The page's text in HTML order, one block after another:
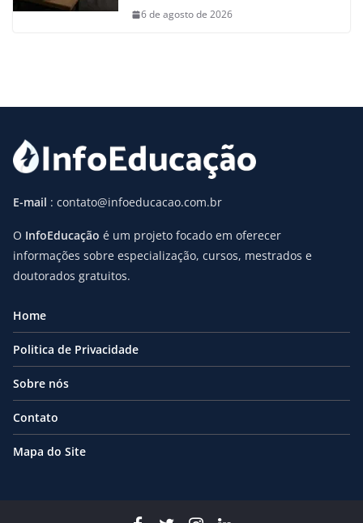
6 de agosto de 2026
E-mail : contato@infoeducacao.com.br
O InfoEducação é um projeto focado em oferecer
informações sobre especialização, cursos, mestrados e
doutorados gratuitos.
Home
Politica de Privacidade
Sobre nós
Contato
Mapa do Site